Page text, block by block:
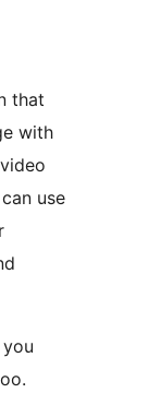
that
with
use